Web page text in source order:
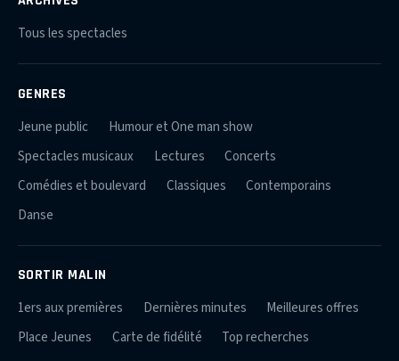
Tous les spectacles
GENRES
Jeune public
Humour et One man show
Spectacles musicaux
Lectures
Concerts
Comédies et boulevard
Classiques
Contemporains
Danse
SORTIR MALIN
1ers aux premières Dernières minutes
Meilleures offres
Place Jeunes
Carte de fidélité Top recherches